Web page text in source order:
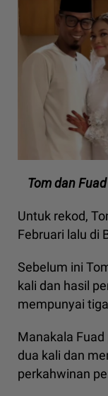
Tom dan
Untuk rekod,
Februari lalu di
Sebelum ini
kali dan hasil
mempunyai
Manakala
dua kali dan
perkahwinan